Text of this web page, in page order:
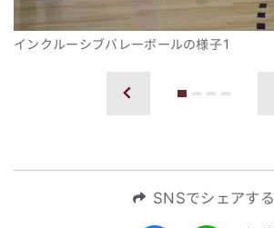
インクルーシブバレーボールの様子1
SNSでシェアする